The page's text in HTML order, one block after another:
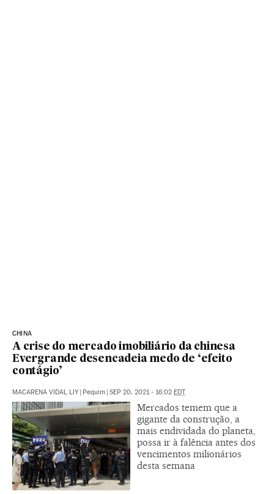
CHINA
A crise do mercado imobiliário da chinesa
Evergrande desencadeia medo de ‘efeito
contágio’
MACARENA VIDAL LIY Pequim SEP 20, 2021 - 16:02 EDT
Mercados temem que a
gigante da construção, a
mais endividada do planeta,
possa ir à falência antes dos
vencimentos milionários
desta semana